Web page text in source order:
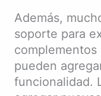
Además,
soporte para
complementos
pueden
funcionalidad.